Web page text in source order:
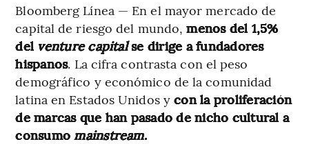
Bloomberg Línea — En el mayor mercado de
capital de riesgo del mundo,menos del 1,5%
del venture capitalse dirige a fundadores
hispanos. La cifra contrasta con el peso
demográfico y económico de la comunidad
latina en Estados Unidos y con la proliferación
de marcas que han pasado de nicho cultural a
consumo mainstream.